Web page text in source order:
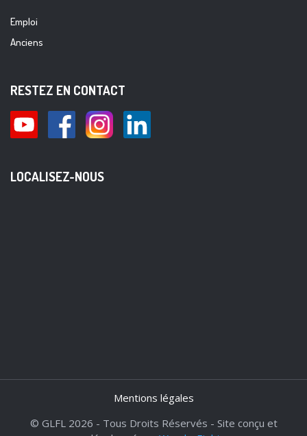
Emploi
Anciens
RESTEZ EN CONTACT
LOCALISEZ-NOUS
Mentions légales
© GLFL 2026 - Tous Droits Réservés - Site conçu et